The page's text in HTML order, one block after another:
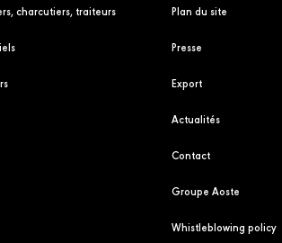
charcutiers, traiteurs Plan du site
Presse
Export
Actualités
Contact
Groupe Aoste
Whistleblowing policy